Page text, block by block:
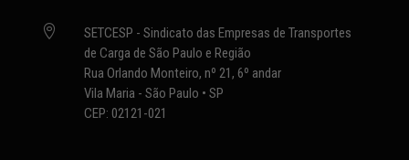

SETCESP - Sindicato das Empresas de Transportes
de Carga de São Paulo e Região
Rua Orlando Monteiro, nº 21, 6º andar
Vila Maria - São Paulo • SP
CEP: 02121-021